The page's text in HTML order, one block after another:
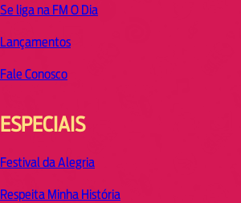
Se liga na FM O Dia
Lançamentos
Fale Conosco
ESPECIAIS
Festival da Alegria
Respeita Minha História